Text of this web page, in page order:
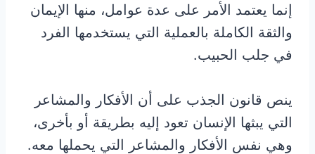
إنما يعتمد الأمر على عدة عوامل، منها الإيمان
والثقة الكاملة بالعملية التي يستخدمها الفرد
في جلب الحبيب.
ينص قانون الجذب على أن الأفكار والمشاعر
التي يبثها الإنسان تعود إليه بطريقة أو بأخرى،
وهي نفس الأفكار والمشاعر التي يحملها معه.